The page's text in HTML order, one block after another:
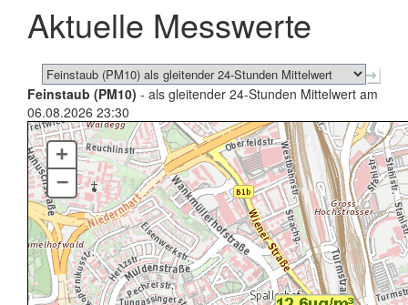
schließen
Aktuelle Messwerte
Feinstaub (PM10) - als gleitender 24-Stunden Mittelwert am
06.08.2026 23:30
+
–